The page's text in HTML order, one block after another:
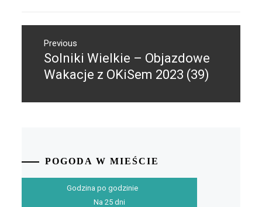
wpisuPrevious
Previous
post:
Solniki Wielkie – Objazdowe
Wakacje z OKiSem 2023 (39)
POGODA W MIEŚCIE
Godzina po godzinie
Na 25 dni